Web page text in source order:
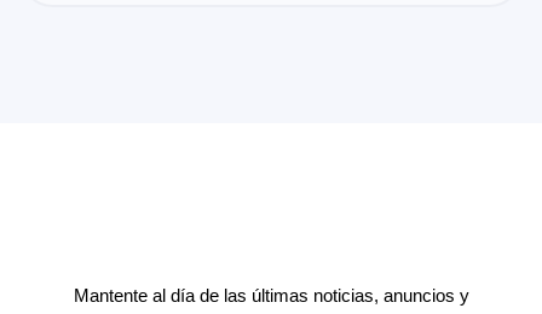
Mantente al día de las últimas noticias, anuncios y